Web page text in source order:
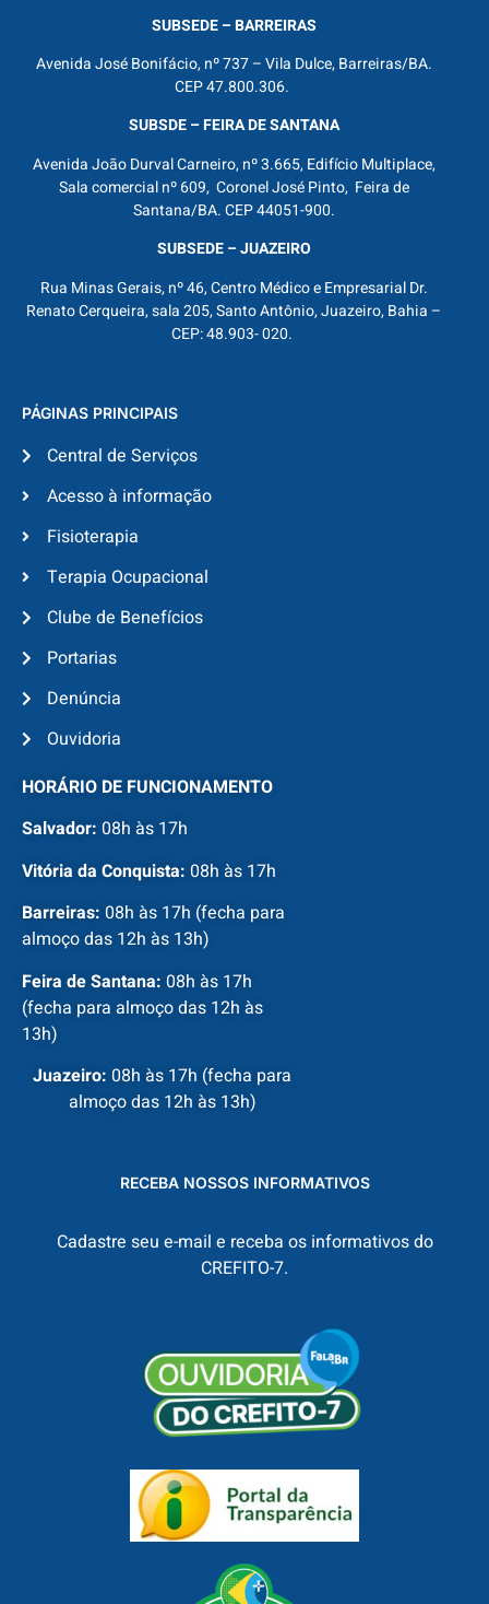
SUBSEDE – BARREIRAS
Avenida José Bonifácio, nº 737 – Vila Dulce, Barreiras/BA.
CEP 47.800.306.
SUBSDE – FEIRA DE SANTANA
Avenida João Durval Carneiro, nº 3.665, Edifício Multiplace,
Sala comercial nº 609, Coronel José Pinto, Feira de
Santana/BA. CEP 44051-900.
SUBSEDE – JUAZEIRO
Rua Minas Gerais, nº 46, Centro Médico e Empresarial Dr.
Renato Cerqueira, sala 205, Santo Antônio, Juazeiro, Bahia –
CEP: 48.903- 020.
PÁGINAS PRINCIPAIS
Central de Serviços
Acesso à informação
Fisioterapia
Terapia Ocupacional
Clube de Benefícios
Portarias
Denúncia
Ouvidoria
HORÁRIO DE FUNCIONAMENTO
Salvador: 08h às 17h
Vitória da Conquista: 08h às 17h
Barreiras: 08h às 17h (fecha para
almoço das 12h às 13h)
Feira de Santana: 08h às 17h
(fecha para almoço das 12h às
13h)
Juazeiro: 08h às 17h (fecha para
almoço das 12h às 13h)
RECEBA NOSSOS INFORMATIVOS
Cadastre seu e-mail e receba os informativos do
CREFITO-7.